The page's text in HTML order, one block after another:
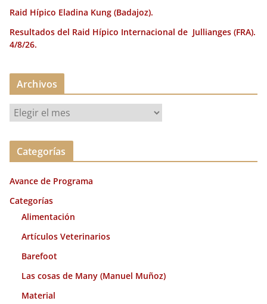
Raid Hípico Eladina Kung (Badajoz).
Resultados del Raid Hípico Internacional de Jullianges (FRA).
4/8/26.
Archivos
r
c
v
o
Categorías
Avance de Programa
Categorías
Alimentación
Artículos Veterinarios
Barefoot
Las cosas de Many (Manuel Muñoz)
Material